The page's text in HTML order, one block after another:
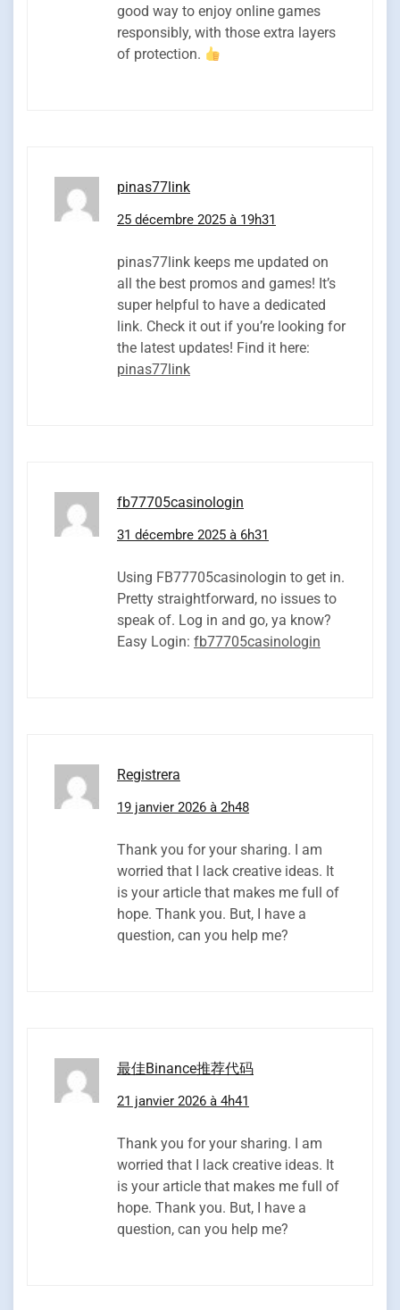
good way to enjoy online games
responsibly, with those extra layers
of protection.
pinas77link
25 décembre 2025 à 19h31
pinas77link keeps me updated on
all the best promos and games! It’s
super helpful to have a dedicated
link. Check it out if you’re looking for
the latest updates! Find it here:
pinas77link
fb77705casinologin
31 décembre 2025 à 6h31
Using FB77705casinologin to get in.
Pretty straightforward, no issues to
speak of. Log in and go, ya know?
Easy Login: fb77705casinologin
Registrera
19 janvier 2026 à 2h48
Thank you for your sharing. I am
worried that I lack creative ideas. It
is your article that makes me full of
hope. Thank you. But, I have a
question, can you help me?
最佳Binance推荐代码
21 janvier 2026 à 4h41
Thank you for your sharing. I am
worried that I lack creative ideas. It
is your article that makes me full of
hope. Thank you. But, I have a
question, can you help me?